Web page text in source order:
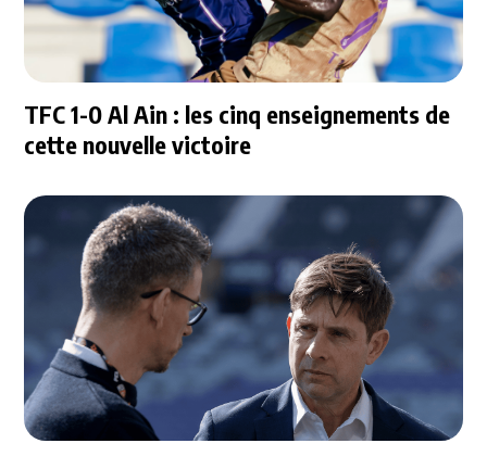
TFC 1-0 Al Ain : les cinq enseignements de
cette nouvelle victoire